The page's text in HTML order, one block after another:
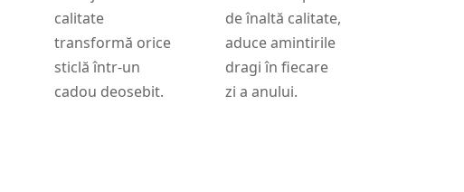
calitate
transformă orice
sticlă într-un
cadou deosebit.
de înaltă calitate,
aduce amintirile
dragi în fiecare
zi a anului.